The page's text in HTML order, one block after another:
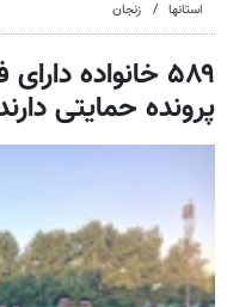
استانها زنجان
۵۸۹ خانواده
پرونده حمایتی